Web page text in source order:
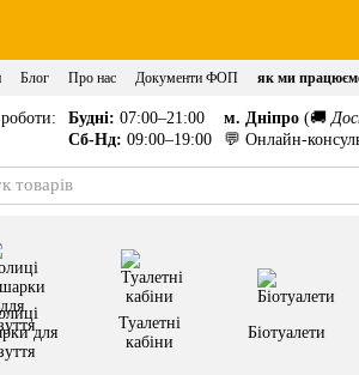
Блог Про нас Документи ФОП як ми
Будні: 07:00–21:00
Сб-Нд: 09:00–19:00
м. Дніпро (🚚
💬 Онлайн-
для
Туалетні
кабіни
Біотуалети